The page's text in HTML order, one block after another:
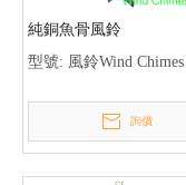
純銅魚骨風鈴
型號: 風鈴Wind
詢價